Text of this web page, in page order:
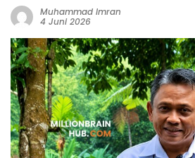
Muhammad Imran
4 Juni 2026